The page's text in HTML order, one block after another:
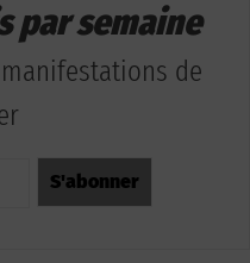
par semaine
de